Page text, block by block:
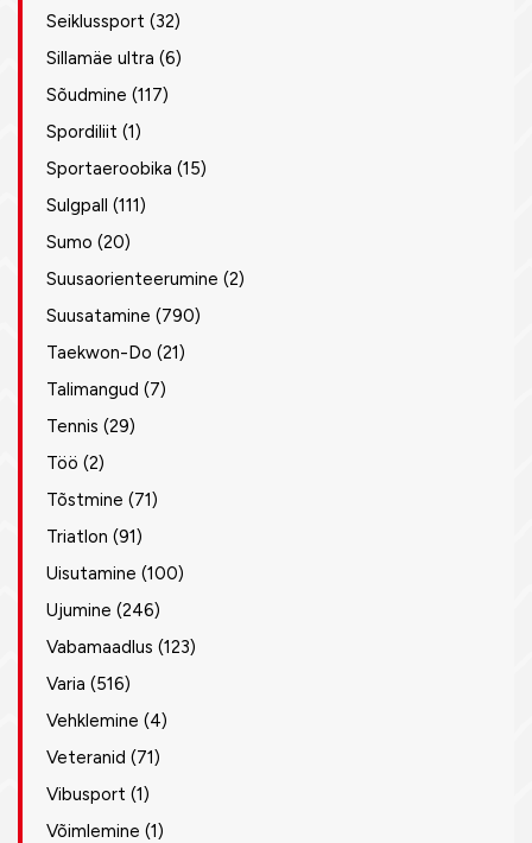
Seiklussport (32)
Sillamäe ultra (6)
Sõudmine (117)
Spordiliit (1)
Sportaeroobika (15)
Sulgpall (111)
Sumo (20)
Suusaorienteerumine (2)
Suusatamine (790)
Taekwon-Do (21)
Talimangud (7)
Tennis (29)
Töö (2)
Tõstmine (71)
Triatlon (91)
Uisutamine (100)
Ujumine (246)
Vabamaadlus (123)
Varia (516)
Vehklemine (4)
Veteranid (71)
Vibusport (1)
Võimlemine (1)